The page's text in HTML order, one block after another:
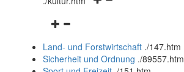
Navigationsmenü
und
schließen
Land- und Forstwirtschaft ./147.htm
Sicherheit und Ordnung ./89557.htm